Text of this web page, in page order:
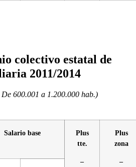
colectivo estatal de
2011/2014
600.001 a 1.200.000 hab.)
Salario base
Plus
tte.
–
Plus
zona
–